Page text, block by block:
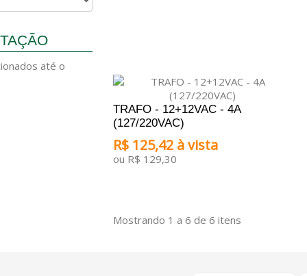
até o
TRAFO - 12+12VAC - 4A
(127/220VAC)
R$ 125,42 à vista
ou R$ 129,30
Mostrando 1 a 6 de 6 itens